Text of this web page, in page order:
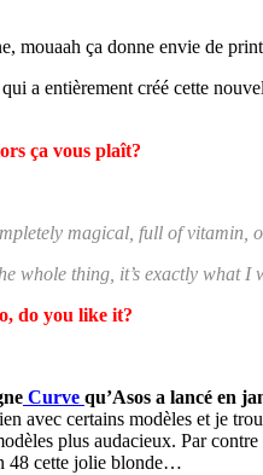
mouaah ça donne envie de
a entièrement créé cette
ça vous plaît?
magical, full of vitamin,
whole thing, it’s exactly what I
do you like it?
Curve qu’Asos a lancé en
avec certains modèles et je
plus audacieux. Par
48 cette jolie blonde…